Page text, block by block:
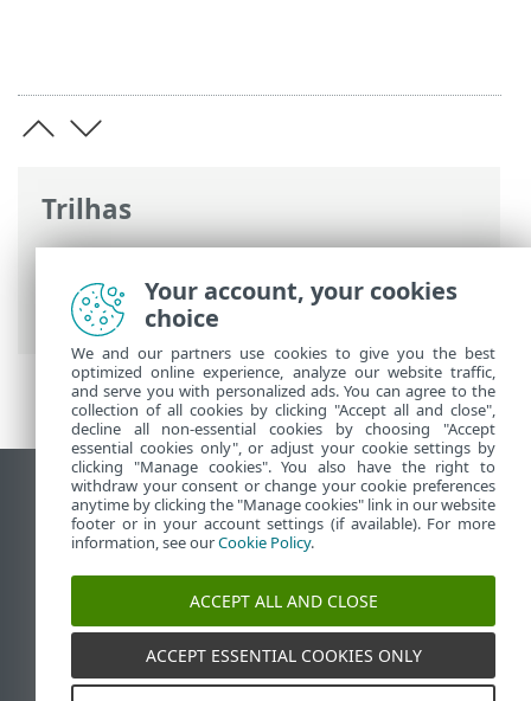
Trilhas
Ajuda on-line ESET>ESET Endpoint
Security >Usando o ESET Endpoint
Security > Escanear o computador
Ver site para desktop
End of Life
Base de conhecimento ESET
Fórum ESET
ESET Status Portal
Suporte regional
Your account, your cookies
choice
We and our partners use cookies to give you the best
optimized online experience, analyze our website traffic,
and serve you with personalized ads. You can agree to the
collection of all cookies by clicking "Accept all and close",
decline all non-essential cookies by choosing "Accept
essential cookies only", or adjust your cookie settings by
clicking "Manage cookies". You also have the right to
withdraw your consent or change your cookie preferences
anytime by clicking the "Manage cookies" link in our website
footer or in your account settings (if available). For more
information, see ourCookie Policy.
ACCEPT ALL AND CLOSE
ACCEPT ESSENTIAL COOKIES ONLY